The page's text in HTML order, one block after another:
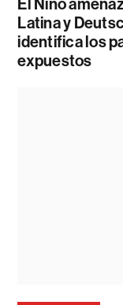
El Niño
Latina y
identifica los
expuestos